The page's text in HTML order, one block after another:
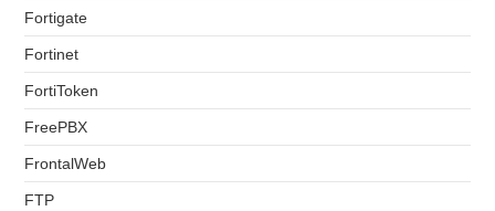
Fortigate
Fortinet
FortiToken
FreePBX
FrontalWeb
FTP